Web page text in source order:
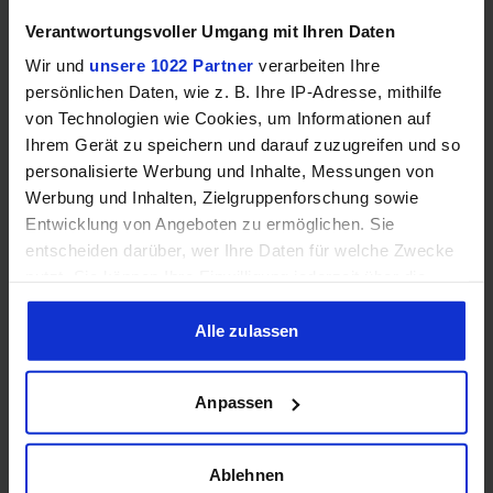
Verantwortungsvoller Umgang mit Ihren Daten
Wir und unsere 1022 Partner verarbeiten Ihre
persönlichen Daten, wie z. B. Ihre IP-Adresse, mithilfe
von Technologien wie Cookies, um Informationen auf
Ihrem Gerät zu speichern und darauf zuzugreifen und so
personalisierte Werbung und Inhalte, Messungen von
Werbung und Inhalten, Zielgruppenforschung sowie
Entwicklung von Angeboten zu ermöglichen. Sie
entscheiden darüber, wer Ihre Daten für welche Zwecke
Cookie-Erklärung oder durch Klicken auf das Privacy
Trigger Symbol ändern oder widerrufen
Informationen über Ihre geografische Lage erfassen,
welche bis auf einige Meter genau sein können
Ihr Gerät durch aktives Scannen nach bestimmten
Alle zulassen
Anpassen
Ablehnen
Hinweis: Unsere Links sind Affiliate Links. Wir erhalten beim Kauf
eine kleine Provision, ohne dass sich euer Preis erhöht.
ZUM BESTPREIS
Vergleichen
GEWINNSPIEL
Gewinne einen MSI Gaming PC mit RTX 5070
Ti!!
Bis zum 21. August hast du die Chance, bei unserem